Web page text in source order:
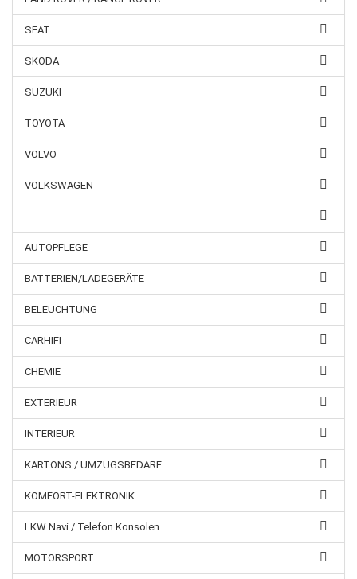
SEAT
SKODA
SUZUKI
TOYOTA
VOLVO
VOLKSWAGEN
--------------------------
AUTOPFLEGE
BATTERIEN/LADEGERÄTE
BELEUCHTUNG
CARHIFI
CHEMIE
EXTERIEUR
INTERIEUR
KARTONS / UMZUGSBEDARF
KOMFORT-ELEKTRONIK
LKW Navi / Telefon Konsolen
MOTORSPORT